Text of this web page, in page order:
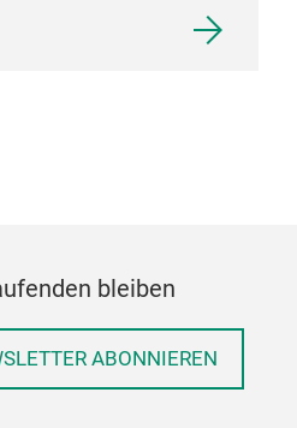
bleiben
ABONNIEREN